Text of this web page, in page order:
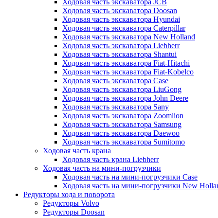
Ходовая часть экскаватора Doosan
Ходовая часть экскаватора Hyundai
Ходовая часть экскаватора Caterpillar
Ходовая часть экскаватора New Holland
Ходовая часть экскаватора Liebherr
Ходовая часть экскаватора Shantui
Ходовая часть экскаватора Fiat-Hitachi
Ходовая часть экскаватора Fiat-Kobelco
Ходовая часть экскаватора Case
Ходовая часть экскаватора LiuGong
Ходовая часть экскаватора John Deere
Ходовая часть экскаватора Sany
Ходовая часть экскаватора Zoomlion
Ходовая часть экскаватора Samsung
Ходовая часть экскаватора Daewoo
Ходовая часть экскаватора Sumitomo
Ходовая часть крана
Ходовая часть крана Liebherr
Ходовая часть на мини-погрузчики
Ходовая часть на мини-погрузчики Case
Ходовая часть на мини-погрузчики New
Редукторы хода и поворота
Редукторы Volvo
Редукторы Doosan